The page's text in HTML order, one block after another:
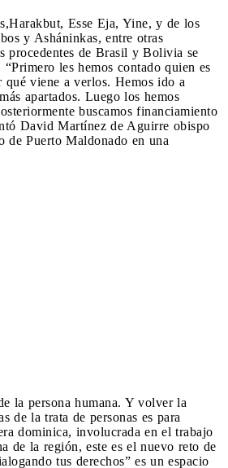
Esse Eja, Yine, y de los
y Asháninkas, entre otras
procedentes de Brasil y Bolivia se
les hemos contado quien es
qué viene a verlos. Hemos ido a
apartados. Luego los hemos
buscamos financiamiento
David Martínez de Aguirre obispo
de Puerto Maldonado en una
la persona humana. Y volver la
de la trata de personas es para
dominica, involucrada en el trabajo
de la región, este es el nuevo reto de
tus derechos” es un espacio